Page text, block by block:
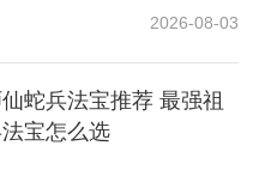
西亚正式上线。
戏于2024年9月26日公
2026-08-03
蛇兵法宝推荐 最强祖
宝怎么选